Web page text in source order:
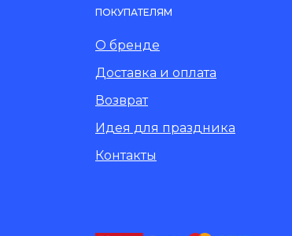
Идея для праздника
О бренде
Доставка и оплата
Возврат
ПОКУПАТЕЛЯМ
Контакты